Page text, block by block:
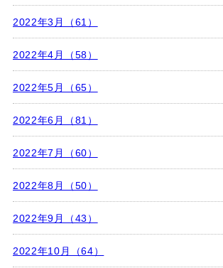
2022年3月（61）
2022年4月（58）
2022年5月（65）
2022年6月（81）
2022年7月（60）
2022年8月（50）
2022年9月（43）
2022年10月（64）